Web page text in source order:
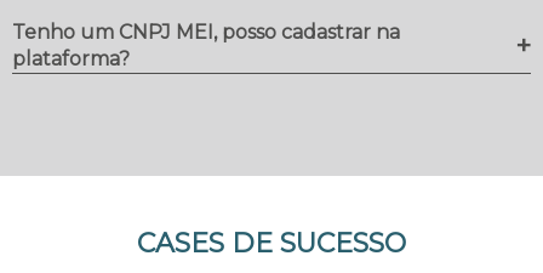
Tenho um CNPJ MEI, posso cadastrar na
plataforma?
+
CASES DE SUCESSO